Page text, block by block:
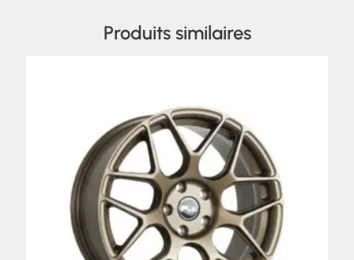
Produits similaires